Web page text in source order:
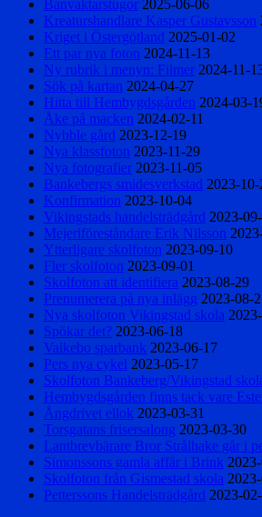
Banvaktarstugor 2025-06-06
Kreaturshandlare Kasper Gustavsson
Kriget i Östergötland 2025-01-02
Ett par nya foton 2024-11-13
Ny rubrik i menyn: Filmer 2024-11-
Sök på kartan 2024-04-27
Hitta till Hembygdsgården 2024-03-
Åke på macken 2024-02-11
Nybble gård 2023-12-19
Nya klassfoton 2023-11-29
Nya fotografier 2023-11-05
Bankebergs smidesverkstad 2023-10-
Konfirmation 2023-10-04
Vikingstads handelsträdgård 2023-
Mejeriföreståndare Erik Nilsson
Ytterligare skolfoton 2023-09-10
Fler skolfoton 2023-09-01
Skolfoton att identifiera 2023-08-29
Prenumerera på nya inlägg 2023-08-
Nya skolfoton Vikingstad skola
Spökar det? 2023-06-18
Valkebo sparbank 2023-06-17
Pers nya cykel 2023-05-17
Skolfoton Bankeberg/Vikingstad
Hembygdsgården finns tack vare
Ångdrivet ellok 2023-03-31
Torsgatans frisersalong 2023-03-30
Lantbrevbärare Bror Strålhake går i
Simonssons gamla affär i Brink
Skolfoton från Gismestad skola
Petterssons Handelsträdgård 2023-